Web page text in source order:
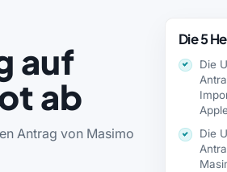
auf
ab
Antrag von Masimo
Die 5
Die
Die